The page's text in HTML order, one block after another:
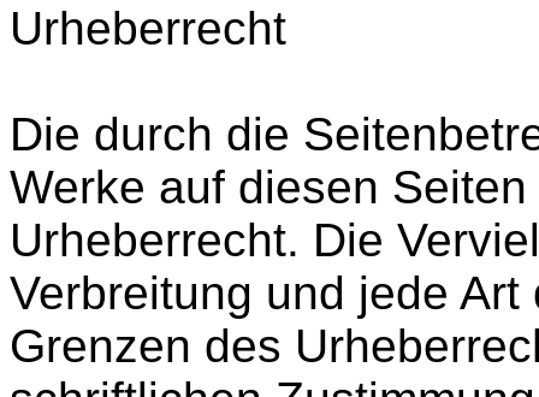
Urheberrecht
Die durch die
Werke auf diesen
Urheberrecht. Die
Verbreitung und jede
Grenzen des